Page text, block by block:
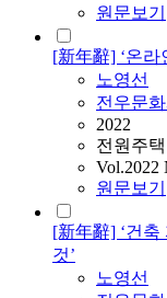
원문보기
[新年辭] ‘온라
노영선
전우문
2022
전원주
Vol.2022
원문보기
[新年辭] ‘건
것’
노영선